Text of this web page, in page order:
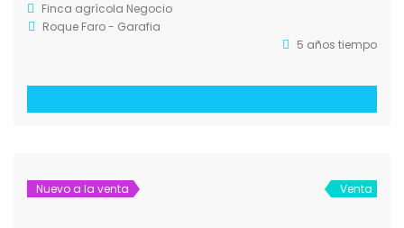
Finca agrícola Negocio
Roque Faro - Garafia
5 años tiempo
Nuevo a la venta Venta